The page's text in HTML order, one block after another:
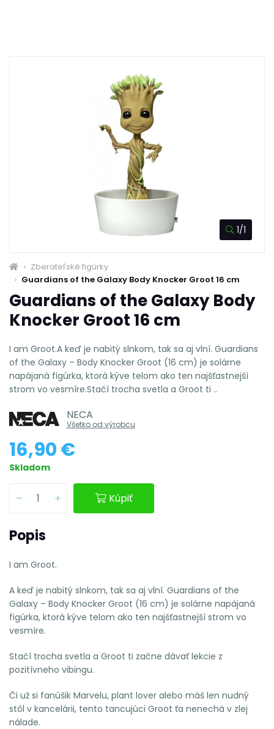
1/1
Zberateľské figúrky
Guardians of the Galaxy Body Knocker Groot 16 cm
Guardians of the Galaxy Body
Knocker Groot 16 cm
I am Groot.A keď je nabitý slnkom, tak sa aj vlní. Guardians
of the Galaxy – Body Knocker Groot (16 cm) je solárne
napájaná figúrka, ktorá kýve telom ako ten najšťastnejší
strom vo vesmíre.Stačí trocha svetla a Groot ti ..
NECA
Všetko od výrobcu
16,90 €
Skladom
Kúpiť
Popis
I am Groot.
A keď je nabitý slnkom, tak sa aj vlní. Guardians of the
Galaxy – Body Knocker Groot (16 cm) je solárne napájaná
figúrka, ktorá kýve telom ako ten najšťastnejší strom vo
vesmíre.
Stačí trocha svetla a Groot ti začne dávať lekcie z
pozitívneho vibingu.
Či už si fanúšik Marvelu, plant lover alebo máš len nudný
stôl v kancelárii, tento tancujúci Groot ťa nenechá v zlej
nálade.